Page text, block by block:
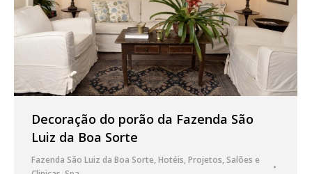
Decoração do porão da Fazenda São
Luiz da Boa Sorte
Fazenda São Luiz da Boa Sorte,Hotéis,Projetos,Salões e